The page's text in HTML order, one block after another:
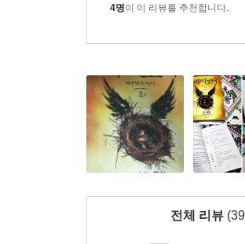
『해리 포터와 저주받은 아이
『해리 포터와 저주받은 아이
『해리 포터와 저주받은
오스트레일리안
4명이 이 리뷰를 추천합니다.
전체 리뷰